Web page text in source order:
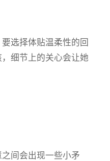
选择体贴温柔性的回
细节上的关心会让她
间会出现一些小矛